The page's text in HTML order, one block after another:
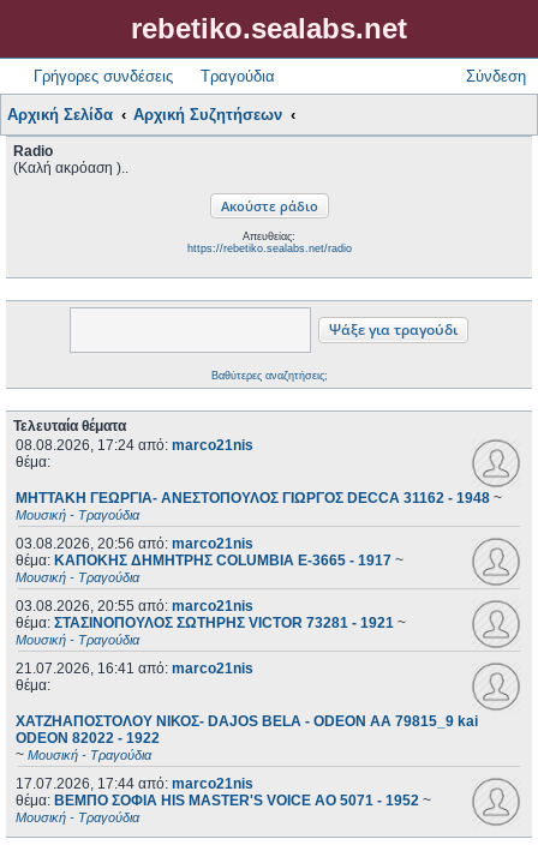
rebetiko.sealabs.net
Γρήγορες συνδέσεις Τραγούδια Σύνδεση
Αρχική Σελίδα Αρχική Συζητήσεων
Radio
(Καλή ακρόαση )..
Απευθείας:
https://rebetiko.sealabs.net/radio
Βαθύτερες αναζητήσεις;
Τελευταία θέματα
08.08.2026, 17:24 από: marco21nis
θέμα:
ΜΗΤΤΑΚΗ ΓΕΩΡΓΙΑ- ΑΝΕΣΤΟΠΟΥΛΟΣ ΓΙΩΡΓΟΣ DECCA 31162 - 1948 ~
Μουσική - Τραγούδια
03.08.2026, 20:56 από: marco21nis
θέμα: ΚΑΠΟΚΗΣ ΔΗΜΗΤΡΗΣ COLUMBIA E-3665 - 1917 ~
Μουσική - Τραγούδια
03.08.2026, 20:55 από: marco21nis
θέμα: ΣΤΑΣΙΝΟΠΟΥΛΟΣ ΣΩΤΗΡΗΣ VICTOR 73281 - 1921 ~
Μουσική - Τραγούδια
21.07.2026, 16:41 από: marco21nis
θέμα:
ΧΑΤΖΗΑΠΟΣΤΟΛΟΥ ΝΙΚΟΣ- DAJOS BELA - ODEON AA 79815_9 kai
ODEON 82022 - 1922
~ Μουσική - Τραγούδια
17.07.2026, 17:44 από: marco21nis
θέμα: ΒΕΜΠΟ ΣΟΦΙΑ HIS MASTER'S VOICE AO 5071 - 1952 ~
Μουσική - Τραγούδια